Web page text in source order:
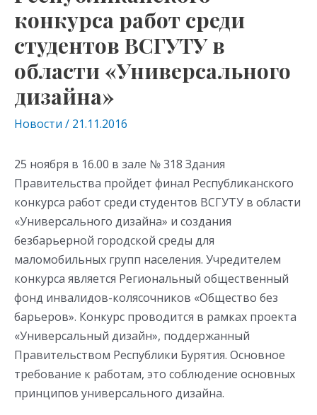
конкурса работ среди
студентов ВСГУТУ в
области «Универсального
дизайна»
Новости / 21.11.2016
25 ноября в 16.00 в зале № 318 Здания
Правительства пройдет финал Республиканского
конкурса работ среди студентов ВСГУТУ в области
«Универсального дизайна» и создания
безбарьерной городской среды для
маломобильных групп населения. Учредителем
конкурса является Региональный общественный
фонд инвалидов-колясочников «Общество без
барьеров». Конкурс проводится в рамках проекта
«Универсальный дизайн», поддержанный
Правительством Республики Бурятия. Основное
требование к работам, это соблюдение основных
принципов универсального дизайна.